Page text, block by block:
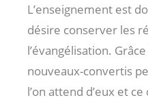
L’enseignement est
désire conserver les
l’évangélisation.
nouveaux-convertis
l’on attend d’eux et